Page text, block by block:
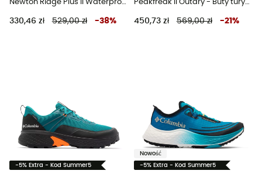
Newton Ridge Plus II Waterproof - Buty turystyczne meskie
330,46 zł 529,00 zł -38%
Peakfreak II Outdry - Buty turystyczne damskie
450,73 zł 569,00 zł -21 %
-5% Extra - Kod Summer5
Nowość
-5% Extra - Kod Summer5